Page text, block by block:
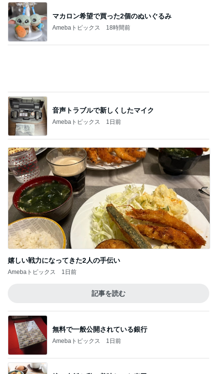
嬉しい戦力になってきた2人の手伝い
Amebaトピックス
無料で一般公開されている銀行
Amebaトピックス
娘の夕飯と私の美味しいお寿司
Amebaトピックス 1日前
ママが整えてくれたすごく快適な部屋
Amebaトピックス 2日前
トースターで簡単にできる夕飯
Amebaトピックス 1日前